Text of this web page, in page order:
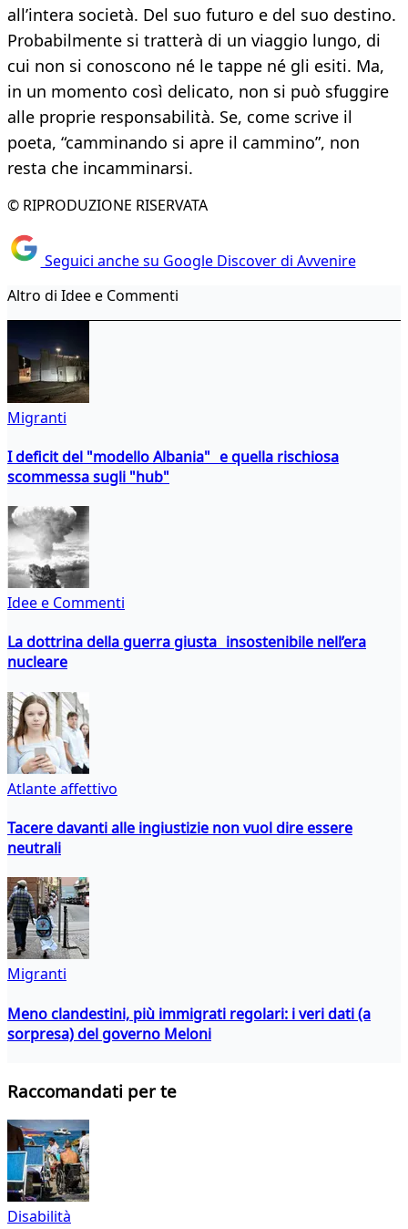
all’intera società. Del suo futuro e del suo destino.
Probabilmente si tratterà di un viaggio lungo, di
cui non si conoscono né le tappe né gli esiti. Ma,
in un momento così delicato, non si può sfuggire
alle proprie responsabilità. Se, come scrive il
poeta, “camminando si apre il cammino”, non
resta che incamminarsi.
© RIPRODUZIONE RISERVATA
Seguici anche su Google Discover di Avvenire
Altro di Idee e Commenti
Migranti
I deficit del "modello Albania" e quella rischiosa
scommessa sugli "hub"
Idee e Commenti
La dottrina della guerra giusta insostenibile nell’era
nucleare
Atlante affettivo
Tacere davanti alle ingiustizie non vuol dire essere
neutrali
Migranti
Meno clandestini, più immigrati regolari: i veri dati (a
sorpresa) del governo Meloni
Raccomandati per te
Disabilità